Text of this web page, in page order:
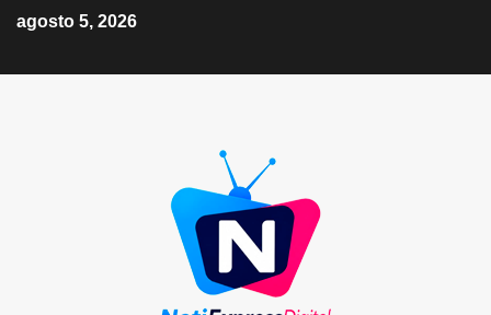
agosto 5, 2026